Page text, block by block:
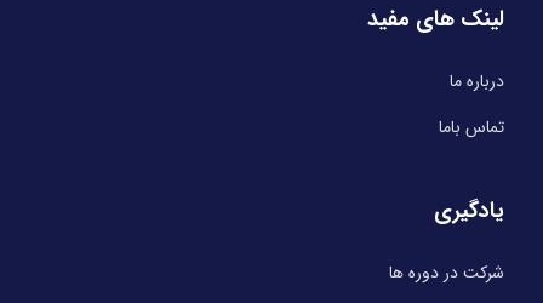
لینک های مفید
درباره ما
تماس باما
یادگیری
شرکت در دوره ها